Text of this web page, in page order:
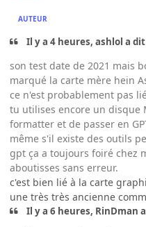
AUTEUR
Il y a 4 heures, ashlol a dit
son test date de 2021 mais
marqué la carte mère hein
ce n'est probablement pas
tu utilises encore un disque
formatter et de passer en
même s'il existe des outils
gpt ça a toujours foiré chez
aboutisses sans erreur.
c'est bien lié à la carte
une très très ancienne
Il y a 6 heures, RinDman